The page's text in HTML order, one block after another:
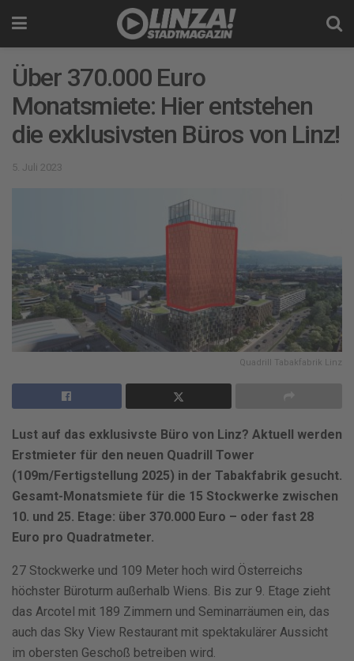
Über 370.000 Euro
Monatsmiete: Hier entstehen
die exklusivsten Büros von Linz!
5. Juli 2023
Quadrill Tabakfabrik Linz
Lust auf das exklusivste Büro von Linz? Aktuell werden
Erstmieter für den neuen Quadrill Tower
(109m/Fertigstellung 2025) in der Tabakfabrik gesucht.
Gesamt-Monatsmiete für die 15 Stockwerke zwischen
10. und 25. Etage: über 370.000 Euro – oder fast 28
Euro pro Quadratmeter.
27 Stockwerke und 109 Meter hoch wird Österreichs
höchster Büroturm außerhalb Wiens. Bis zur 9. Etage zieht
das Arcotel mit 189 Zimmern und Seminarräumen ein, das
auch das Sky View Restaurant mit spektakulärer Aussicht
im obersten Geschoß betreiben wird.